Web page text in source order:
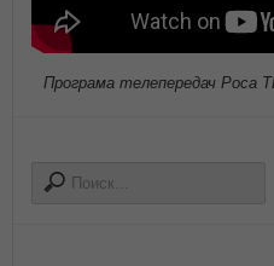
Програма телепередач Роса